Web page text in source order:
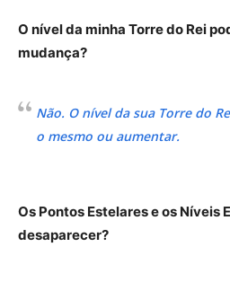
O nível da minha Torre do Rei
mudança?
Não. O nível da sua Torre do
o mesmo ou aumentar.
Os Pontos Estelares e os Níveis
desaparecer?